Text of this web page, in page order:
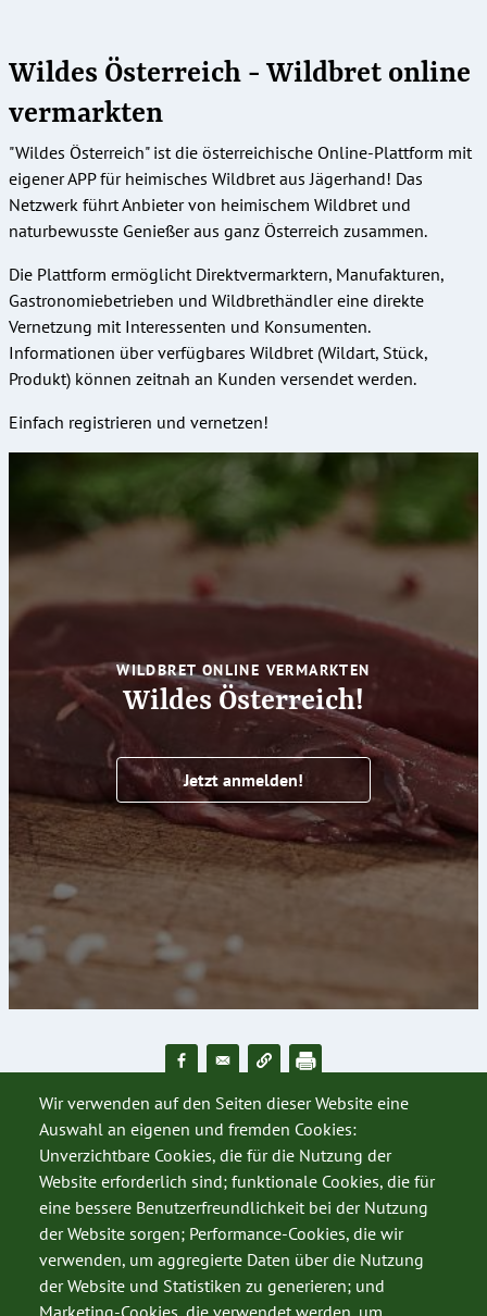
Wildes Österreich - Wildbret online
vermarkten
"Wildes Österreich" ist die österreichische Online-Plattform mit
eigener APP für heimisches Wildbret aus Jägerhand! Das
Netzwerk führt Anbieter von heimischem Wildbret und
naturbewusste Genießer aus ganz Österreich zusammen.
Die Plattform ermöglicht Direktvermarktern, Manufakturen,
Gastronomiebetrieben und Wildbrethändler eine direkte
Vernetzung mit Interessenten und Konsumenten.
Informationen über verfügbares Wildbret (Wildart, Stück,
Produkt) können zeitnah an Kunden versendet werden.
Einfach registrieren und vernetzen!
WILDBRET ONLINE VERMARKTEN
Wildes Österreich!
Jetzt anmelden!
Wir verwenden auf den Seiten dieser Website eine
Auswahl an eigenen und fremden Cookies:
Unverzichtbare Cookies, die für die Nutzung der
Website erforderlich sind; funktionale Cookies, die für
eine bessere Benutzerfreundlichkeit bei der Nutzung
der Website sorgen; Performance-Cookies, die wir
verwenden, um aggregierte Daten über die Nutzung
der Website und Statistiken zu generieren; und